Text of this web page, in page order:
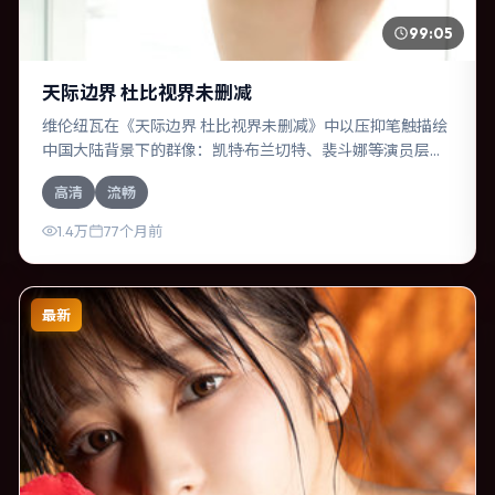
99:05
天际边界 杜比视界未删减
维伦纽瓦在《天际边界 杜比视界未删减》中以压抑笔触描绘
中国大陆背景下的群像：凯特·布兰切特、裴斗娜等演员层次
丰富。作为一部惊悚作品，故事从日常裂缝切入，逐步推向
不可逆转的结局；视听语言统一，情感落点克制有力。
高清 流畅
1.4万 77个月前
最新